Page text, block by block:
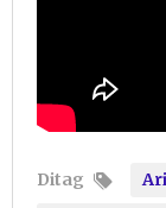
Ditag